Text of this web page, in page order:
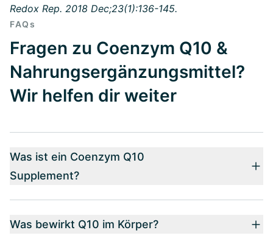
Redox Rep. 2018 Dec;23(1):136-145.
FAQs
Fragen zu Coenzym Q10 &
Nahrungsergänzungsmittel?
Wir helfen dir weiter
Was ist ein Coenzym Q10
Supplement?
Was bewirkt Q10 im Körper?